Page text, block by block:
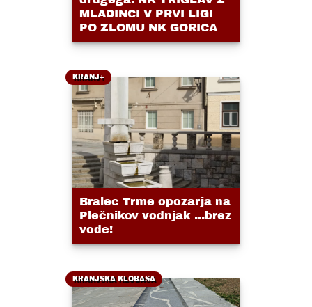
MLADINCI V PRVI LIGI
PO ZLOMU NK GORICA
KRANJ+
Bralec Trme opozarja na
Plečnikov vodnjak ...brez
vode!
KRANJSKA KLOBASA